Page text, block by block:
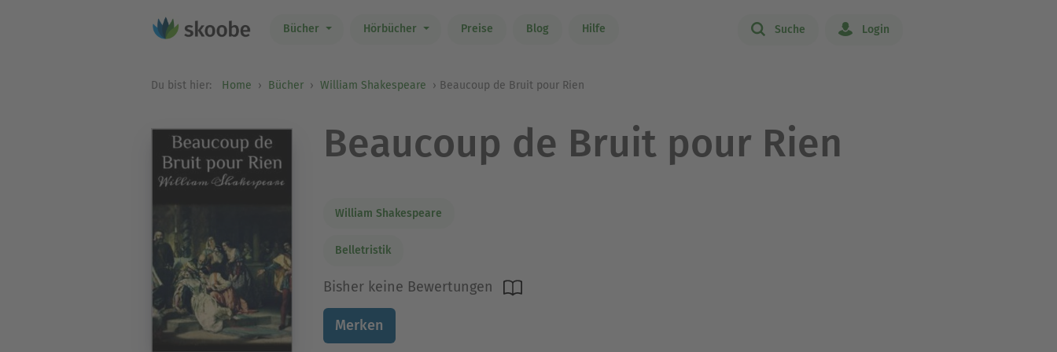
Bücher Hörbücher Preise Blog Hilfe Suche Login
Du bist hier: Home Bücher William Shakespeare Beaucoup de Bruit pour Rien
Beaucoup de Bruit pour Rien
William Shakespeare
Belletristik
Bisher keine Bewertungen
Merken